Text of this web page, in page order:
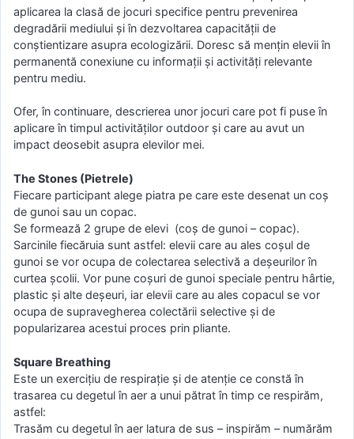
aplicarea la clasă de jocuri specifice pentru prevenirea
degradării mediului și în dezvoltarea capacității de
conștientizare asupra ecologizării. Doresc să mențin elevii în
permanentă conexiune cu informații și activități relevante
pentru mediu.
Ofer, în continuare, descrierea unor jocuri care pot fi puse în
aplicare în timpul activităților outdoor și care au avut un
impact deosebit asupra elevilor mei.
The Stones (Pietrele)
Fiecare participant alege piatra pe care este desenat un coș
de gunoi sau un copac.
Se formează 2 grupe de elevi (coș de gunoi – copac).
Sarcinile fiecăruia sunt astfel: elevii care au ales coșul de
gunoi se vor ocupa de colectarea selectivă a deșeurilor în
curtea școlii. Vor pune coșuri de gunoi speciale pentru hârtie,
plastic și alte deșeuri, iar elevii care au ales copacul se vor
ocupa de supravegherea colectării selective și de
popularizarea acestui proces prin pliante.
Square Breathing
Este un exercițiu de respirație și de atenție ce constă în
trasarea cu degetul în aer a unui pătrat în timp ce respirăm,
astfel:
Trasăm cu degetul în aer latura de sus – inspirăm – numărăm